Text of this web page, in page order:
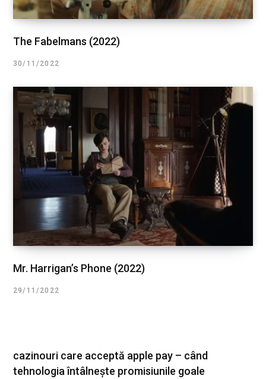
The Fabelmans (2022)
30/11/2022
Mr. Harrigan’s Phone (2022)
29/11/2022
cazinouri care acceptă apple pay – când
tehnologia întâlnește promisiunile goale